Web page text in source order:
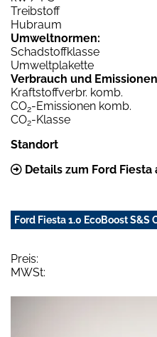
Treibstoff
Hubraum
Umweltnormen:
Schadstoffklasse
Umweltplakette
Verbrauch und
Kraftstoffverbr. komb.
CO2-Emissionen komb.
CO2-Klasse
Standort
Details zum Ford Fiesta
Ford Fiesta 1.0 EcoBoost S&S
Preis:
MWSt: